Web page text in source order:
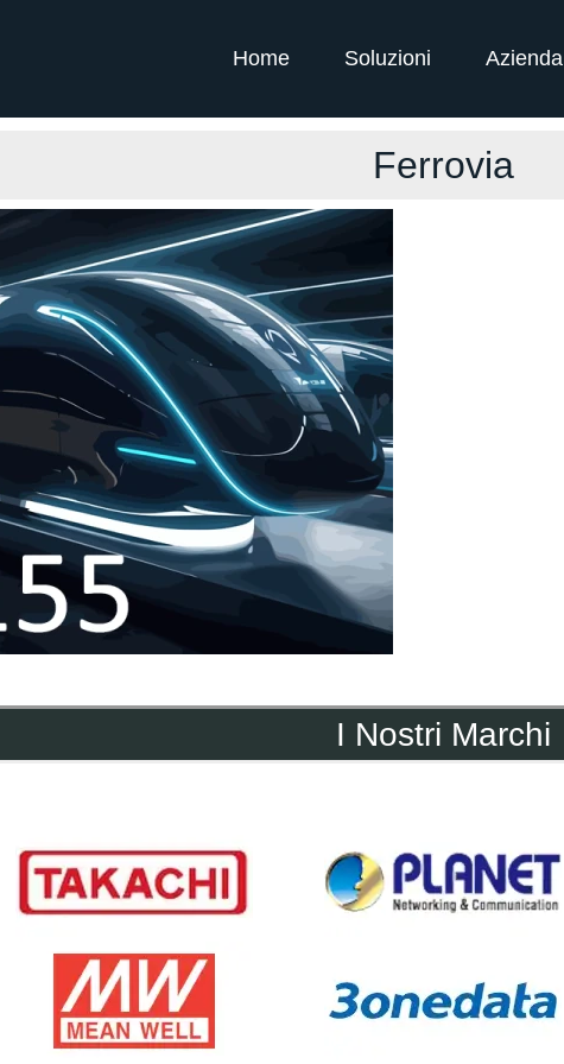
Home Soluzioni Azienda
Ferrovia
I Nostri Marchi